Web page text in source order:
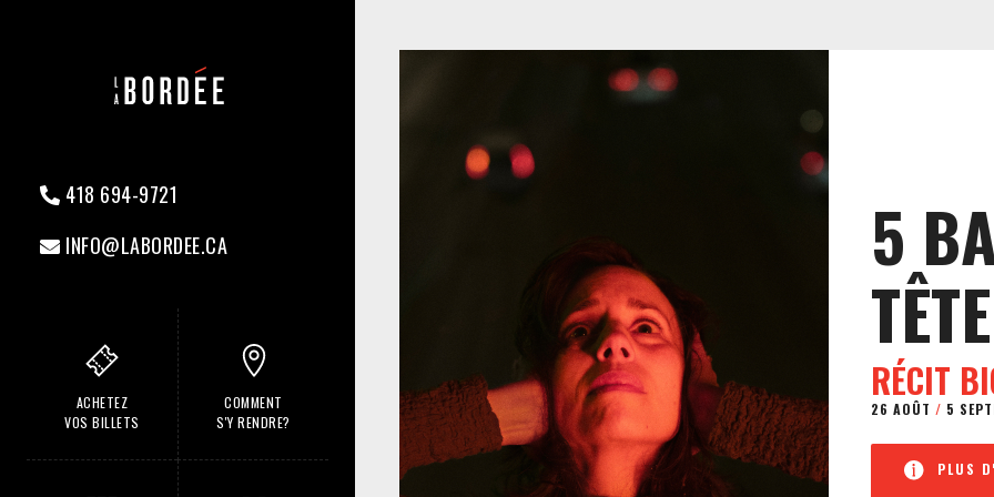
418 694-9721
INFO@LABORDEE.CA
ACHETEZ
VOS BILLETS
COMMENT
S'Y RENDRE?
5
TÊTE
RÉCIT
26 AOÛT / 5
PLUS